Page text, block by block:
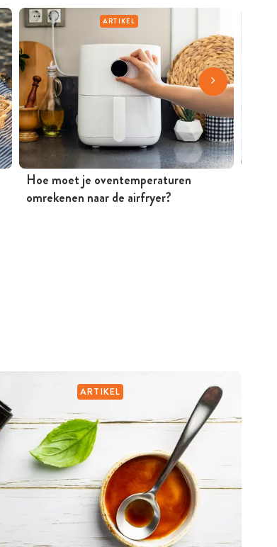
ARTIKEL
Hoe moet je oventemperaturen
omrekenen naar de airfryer?
ARTIKEL